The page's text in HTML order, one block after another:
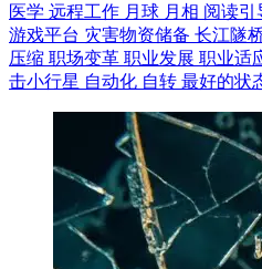
医学 远程工作 月球 月相 阅读引
游戏平台 灾害物资储备 长江隧
压缩 职场变革 职业发展 职业适
击小行星 自动化 自转 最好的状